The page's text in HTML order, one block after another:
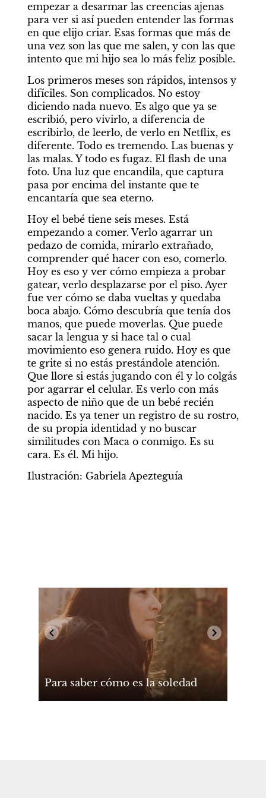
empezar a desarmar las creencias ajenas
para ver si así pueden entender las formas
en que elijo criar. Esas formas que más de
una vez son las que me salen, y con las que
intento que mi hijo sea lo más feliz posible.
Los primeros meses son rápidos, intensos y
difíciles. Son complicados. No estoy
diciendo nada nuevo. Es algo que ya se
escribió, pero vivirlo, a diferencia de
escribirlo, de leerlo, de verlo en Netflix, es
diferente. Todo es tremendo. Las buenas y
las malas. Y todo es fugaz. El flash de una
foto. Una luz que encandila, que captura
pasa por encima del instante que te
encantaría que sea eterno.
Hoy el bebé tiene seis meses. Está
empezando a comer. Verlo agarrar un
pedazo de comida, mirarlo extrañado,
comprender qué hacer con eso, comerlo.
Hoy es eso y ver cómo empieza a probar
gatear, verlo desplazarse por el piso. Ayer
fue ver cómo se daba vueltas y quedaba
boca abajo. Cómo descubría que tenía dos
manos, que puede moverlas. Que puede
sacar la lengua y si hace tal o cual
movimiento eso genera ruido. Hoy es que
te grite si no estás prestándole atención.
Que llore si estás jugando con él y lo colgás
por agarrar el celular. Es verlo con más
aspecto de niño que de un bebé recién
nacido. Es ya tener un registro de su rostro,
de su propia identidad y no buscar
similitudes con Maca o conmigo. Es su
cara. Es él. Mi hijo.
Ilustración: Gabriela Apezteguía
Para saber cómo es la soledad